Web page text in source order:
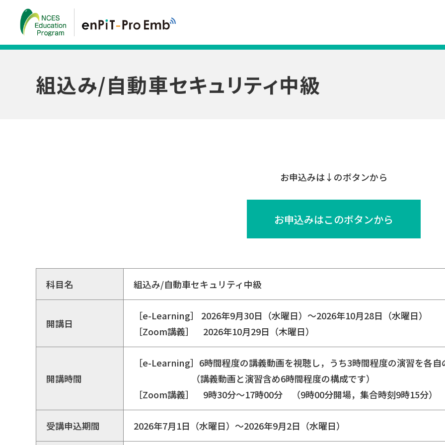
組込み/自動車セキュリティ中級
お申込みは↓のボタンから
お申込みはこのボタンから
科目名 組込み/自動車セキュリティ中級
開講日
［e-Learning］ 2026年9月30日（水曜日）～2026年10月28日（水曜日）
［Zoom講義］ 2026年10月29日（木曜日）
開講時間
［e-Learning］6時間程度の講義動画を視聴し，うち3時間程度の演習を各自
（講義動画と演習含め6時間程度の構成です）
［Zoom講義］ 9時30分～17時00分 （9時00分開場，集合時刻9時15分）
受講申込期間 2026年7月1日（水曜日）～2026年9月2日（水曜日）